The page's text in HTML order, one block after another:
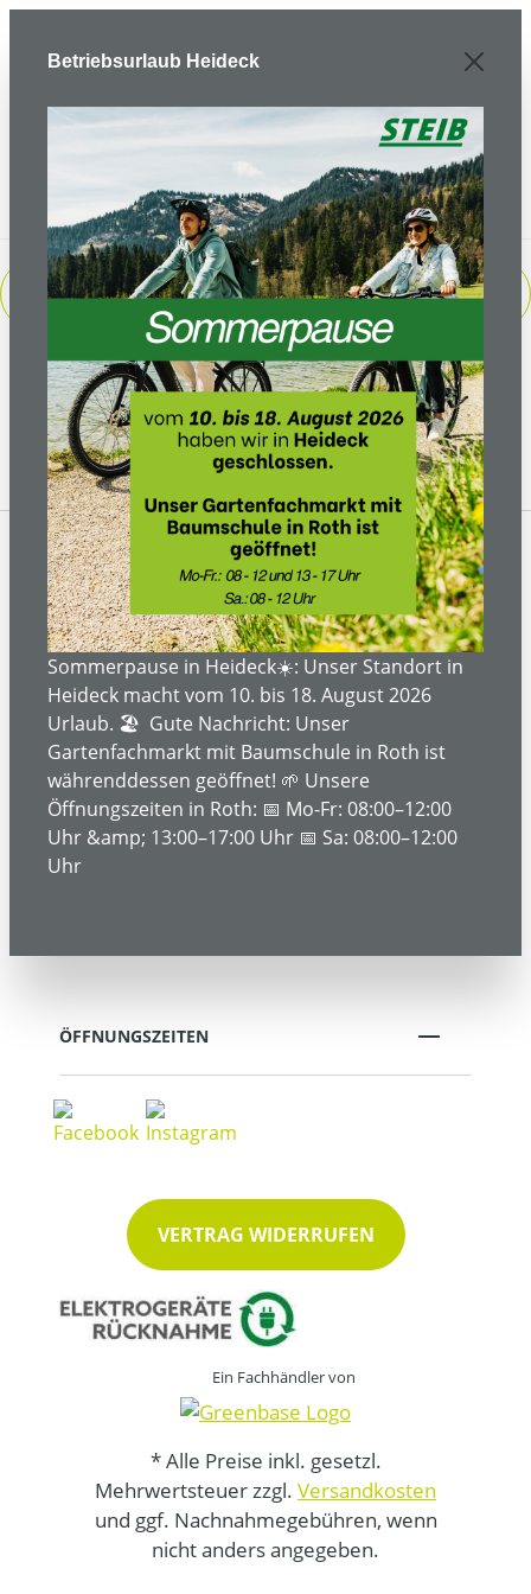
PRODUKTE FILTERN
Keine Produkte gefunden.
ÜBER UNS
SERVICE- UND DIENSTLEISTUNGEN
INFORMATIONEN
RECHTLICHE INFORMATIONEN
ÖFFNUNGSZEITEN
VERTRAG WIDERRUFEN
Ein Fachhändler von
* Alle Preise inkl. gesetzl.
Mehrwertsteuer zzgl. Versandkosten
und ggf. Nachnahmegebühren, wenn
nicht anders angegeben.
Betriebsurlaub Heideck
Sommerpause in Heideck☀️: Unser Standort in
Heideck macht vom 10. bis 18. August 2026
Urlaub. 🏖️ Gute Nachricht: Unser
Gartenfachmarkt mit Baumschule in Roth ist
währenddessen geöffnet! 🌱 Unsere
Öffnungszeiten in Roth: 📅 Mo-Fr: 08:00–12:00
Uhr &amp; 13:00–17:00 Uhr 📅 Sa: 08:00–12:00
Uhr